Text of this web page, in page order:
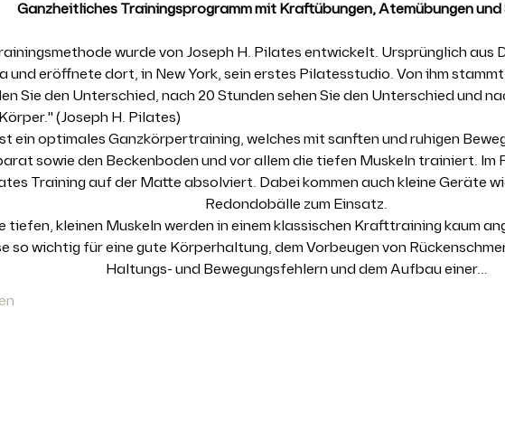
Ganzheitliches Trainingsprogramm mit Kraftübungen, Atemübungen
wurde von Joseph H. Pilates entwickelt. Ursprünglich aus
und eröffnete dort, in New York, sein erstes Pilatesstudio. Von ihm
Sie den Unterschied, nach 20 Stunden sehen Sie den Unterschied und
(Joseph H. Pilates)
ein optimales Ganzkörpertraining, welches mit sanften und ruhigen
sowie den Beckenboden und vor allem die tiefen Muskeln trainiert. Im
Training auf der Matte absolviert. Dabei kommen auch kleine Geräte
Redondobälle zum Einsatz.
tiefen, kleinen Muskeln werden in einem klassischen Krafttraining kaum
so wichtig für eine gute Körperhaltung, dem Vorbeugen von
Haltungs- und Bewegungsfehlern und dem Aufbau einer…